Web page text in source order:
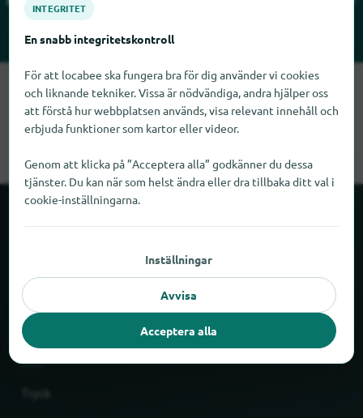
Tyvärr kan vi inte hitta Eysa just nu. Om du vet var Eysa finns
skulle vi bli glada om du meddelade oss det.
Om locabee
Partner
Rättslig
INTEGRITET
En snabb integritetskontroll
För att locabee ska fungera bra för dig använder vi cookies
och liknande tekniker. Vissa är nödvändiga, andra hjälper oss
att förstå hur webbplatsen används, visa relevant innehåll och
erbjuda funktioner som kartor eller videor.
Genom att klicka på ”Acceptera alla” godkänner du dessa
tjänster. Du kan när som helst ändra eller dra tillbaka ditt val i
cookie-inställningarna.
Inställningar
Avvisa
Acceptera alla